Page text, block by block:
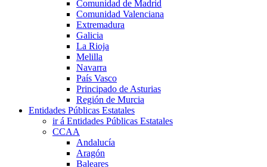
Comunidad de Madrid
Comunidad Valenciana
Extremadura
Galicia
La Rioja
Melilla
Navarra
País Vasco
Principado de Asturias
Región de Murcia
Entidades Públicas Estatales
ir á Entidades Públicas Estatales
CCAA
Andalucía
Aragón
Baleares